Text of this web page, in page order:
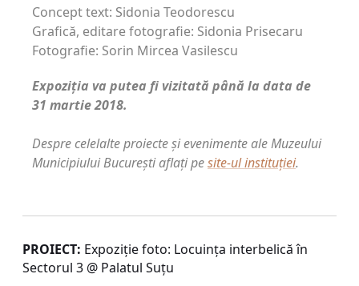
Concept text: Sidonia Teodorescu
Grafică, editare fotografie: Sidonia Prisecaru
Fotografie: Sorin Mircea Vasilescu
Expoziția va putea fi vizitată până la data de
31 martie 2018.
Despre celelalte proiecte și evenimente ale Muzeului
Municipiului București aflați pesite-ul instituției.
PROIECT: Expoziție foto: Locuința interbelică în
Sectorul 3 @ Palatul Suțu